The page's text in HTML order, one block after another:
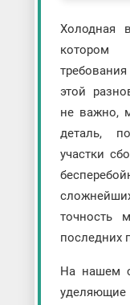
Холодная
этой
не важно,
деталь,
участки
точность
последних
На нашем